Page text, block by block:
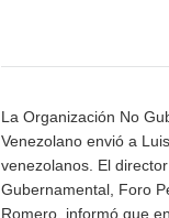
La Organización No
Venezolano envió a
venezolanos. El
Gubernamental, Foro
Romero, informó que